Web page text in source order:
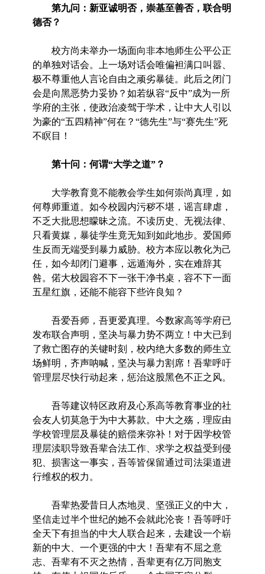
第九问：新亚诚明否，崇基至善否，联合明
德否？
校方尚未举办一场面向非本地师生公平公正
的单独对话会。上一场对话会唯偏袒满口叫嚣、
极不尊重他人言论自由之顽劣暴徒。此后之闭门
会是向黑恶势力妥协？如若纵容“反中”成为一所
学府的主张，使政治凌驾于学术，让中大人引以
为豪的“五四精神”何在？“德先生”与“赛先生”死
不瞑目！
第十问：何谓“大学之道”？
大学教育竟不能教会学生如何崇尚真理，如
何尊师重道。如今校园内污秽不堪，谣言肆虐，
不乏大批思想矇昧之流。不读历史、无视法律、
只看黄媒，暴徒学生竟无知到如此地步。爱国师
生反而无端受到暴力威胁。校方本应以教化为己
任，如今却闭门避事，远遁海外，实在难辞其
咎。偌大校园容不下一张干净书桌，容不下一面
五星红旗，还能不能容下些许良知？
吾爱吾师，吾更爱真理。今数家高等学府已
发布联合声明，坚决与暴力势不两立！中大已到
了救亡图存的关键时刻，校内绝大多数的师生立
场鲜明，齐声呐喊，坚决与暴力割席！吾辈呼吁
管理层尽快行动起来，惩治这股黑色不正之风。
吾等建议特区政府及心系高等教育事业的社
会友人切莫急于为中大募款。中大之殇，理应由
学校管理层及暴徒的赔偿来弥补！对于因学校管
理层渎职导致吾辈合法工作、求学之权益受到侵
犯、损害这一事实，吾等皆保留通过司法渠道进
行维权的权力。
吾辈热爱昔日人杰地灵、坚强正义的中大，
坚信走过半个世纪的她不会就此沦丧！吾等呼吁
全天下有担当的中大人联合起来，去建设一个崭
新的中大、一个更强的中大！吾辈有不屈之意
志、吾辈有不灭之热情，吾辈更有亿万同胞支